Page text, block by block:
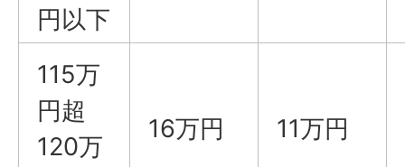
円以下
115万
円超
120万
16万円 11万円